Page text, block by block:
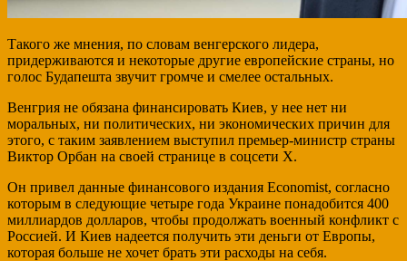
Такого же мнения, по словам венгерского лидера,
придерживаются и некоторые другие европейские страны, но
голос Будапешта звучит громче и смелее остальных.
Венгрия не обязана финансировать Киев, у нее нет ни
моральных, ни политических, ни экономических причин для
этого, с таким заявлением выступил премьер-министр страны
Виктор Орбан на своей странице в соцсети Х.
Он привел данные финансового издания Economist, согласно
которым в следующие четыре года Украине понадобится 400
миллиардов долларов, чтобы продолжать военный конфликт с
Россией. И Киев надеется получить эти деньги от Европы,
которая больше не хочет брать эти расходы на себя.